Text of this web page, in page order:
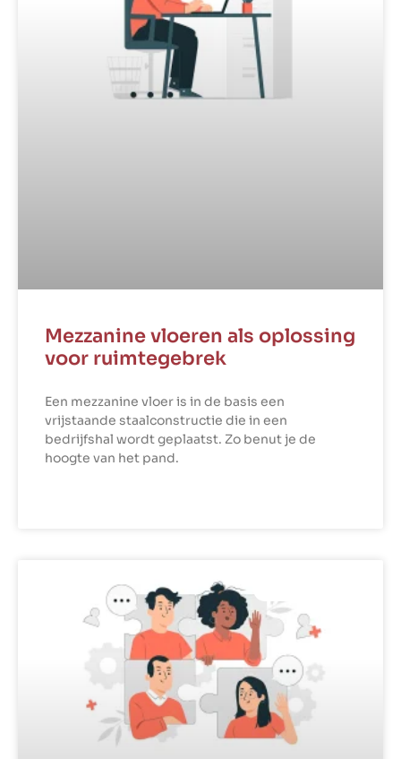
Mezzanine vloeren als oplossing
voor ruimtegebrek
Een mezzanine vloer is in de basis een
vrijstaande staalconstructie die in een
bedrijfshal wordt geplaatst. Zo benut je de
hoogte van het pand.